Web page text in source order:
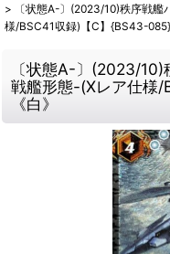
>
〔状態A-〕(2023/10)秩序戦
様/BSC41収録)【C】{BS43-085}
〔状態A-〕(2023/
戦艦形態-(Xレア仕様
《白》